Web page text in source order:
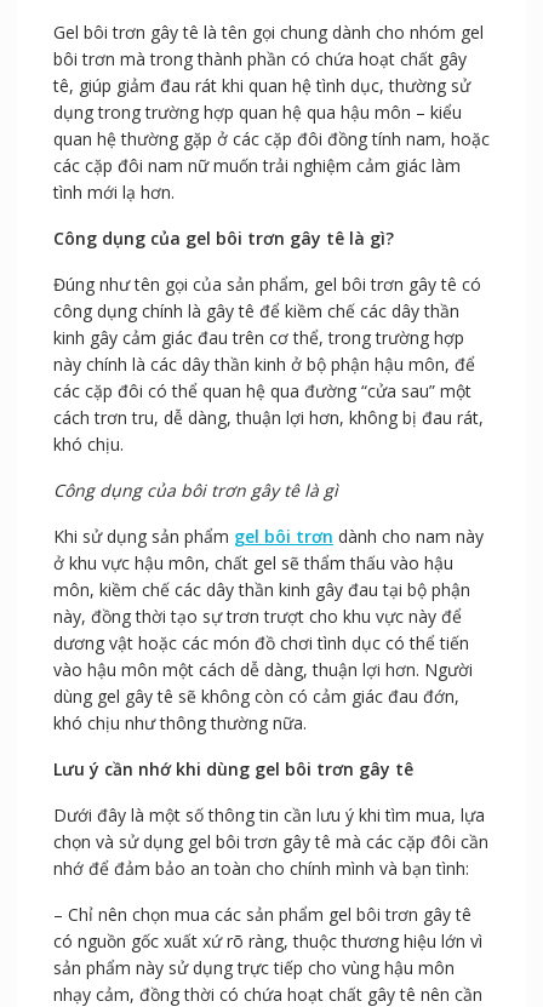
Gel bôi trơn gây tê là tên gọi chung dành cho nhóm gel
bôi trơn mà trong thành phần có chứa hoạt chất gây
tê, giúp giảm đau rát khi quan hệ tình dục, thường sử
dụng trong trường hợp quan hệ qua hậu môn – kiểu
quan hệ thường gặp ở các cặp đôi đồng tính nam, hoặc
các cặp đôi nam nữ muốn trải nghiệm cảm giác làm
tình mới lạ hơn.
Công dụng của gel bôi trơn gây tê là gì?
Đúng như tên gọi của sản phẩm, gel bôi trơn gây tê có
công dụng chính là gây tê để kiềm chế các dây thần
kinh gây cảm giác đau trên cơ thể, trong trường hợp
này chính là các dây thần kinh ở bộ phận hậu môn, để
các cặp đôi có thể quan hệ qua đường “cửa sau” một
cách trơn tru, dễ dàng, thuận lợi hơn, không bị đau rát,
khó chịu.
Công dụng của bôi trơn gây tê là gì
Khi sử dụng sản phẩm gel bôi trơn dành cho nam này
ở khu vực hậu môn, chất gel sẽ thẩm thấu vào hậu
môn, kiềm chế các dây thần kinh gây đau tại bộ phận
này, đồng thời tạo sự trơn trượt cho khu vực này để
dương vật hoặc các món đồ chơi tình dục có thể tiến
vào hậu môn một cách dễ dàng, thuận lợi hơn. Người
dùng gel gây tê sẽ không còn có cảm giác đau đớn,
khó chịu như thông thường nữa.
Lưu ý cần nhớ khi dùng gel bôi trơn gây tê
Dưới đây là một số thông tin cần lưu ý khi tìm mua, lựa
chọn và sử dụng gel bôi trơn gây tê mà các cặp đôi cần
nhớ để đảm bảo an toàn cho chính mình và bạn tình:
– Chỉ nên chọn mua các sản phẩm gel bôi trơn gây tê
có nguồn gốc xuất xứ rõ ràng, thuộc thương hiệu lớn vì
sản phẩm này sử dụng trực tiếp cho vùng hậu môn
nhạy cảm, đồng thời có chứa hoạt chất gây tê nên cần